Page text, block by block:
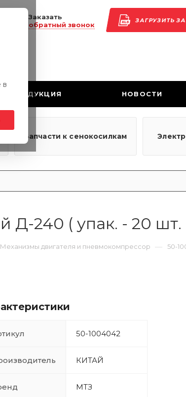
ЗАГРУЗИТЬ
Заказать
обратный звонок
ПРОДУКЦИЯ НОВОСТИ
Запчасти к сенокосилкам
Д-240 ( упак. - 20 шт.
Механизмы двигателя и пневмокомпрессор — 50-
50-1004042
КИТАЙ
МТЗ
в